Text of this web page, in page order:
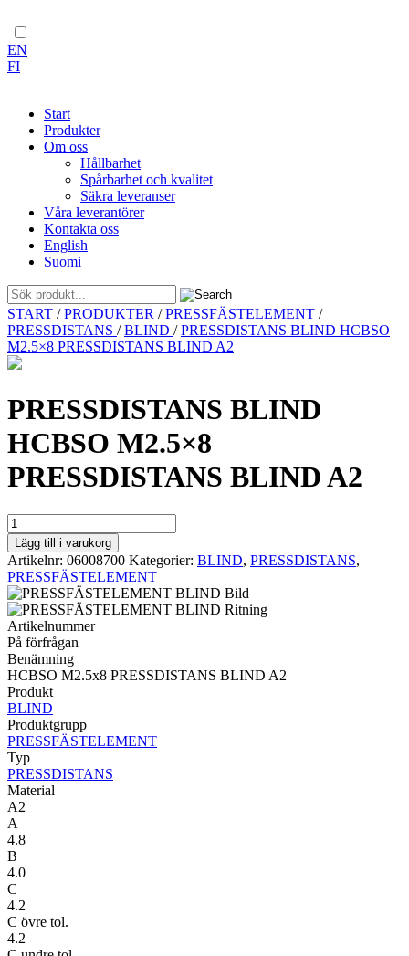
EN
FI
Start
Produkter
Om oss
Hållbarhet
Spårbarhet och kvalitet
Säkra leveranser
Våra leverantörer
Kontakta oss
English
Suomi
Skip
to
content
START /PRODUKTER /PRESSFÄSTELEMENT /
PRESSDISTANS /BLIND /PRESSDISTANS BLIND HCBSO
M2.5×8 PRESSDISTANS BLIND A2
PRESSDISTANS BLIND
HCBSO M2.5×8
PRESSDISTANS BLIND A2
PRESSDISTANS
BLIND
HCBSO
M2.5x8
PRESSDISTANS
BLIND
A2
mängd
Lägg till i varukorg
Artikelnr: 06008700 Kategorier: BLIND, PRESSDISTANS,
PRESSFÄSTELEMENT
Artikelnummer
På förfrågan
Benämning
HCBSO M2.5x8 PRESSDISTANS BLIND A2
Produkt
BLIND
Produktgrupp
PRESSFÄSTELEMENT
Typ
PRESSDISTANS
Material
A2
A
4.8
B
4.0
C
4.2
C övre tol.
4.2